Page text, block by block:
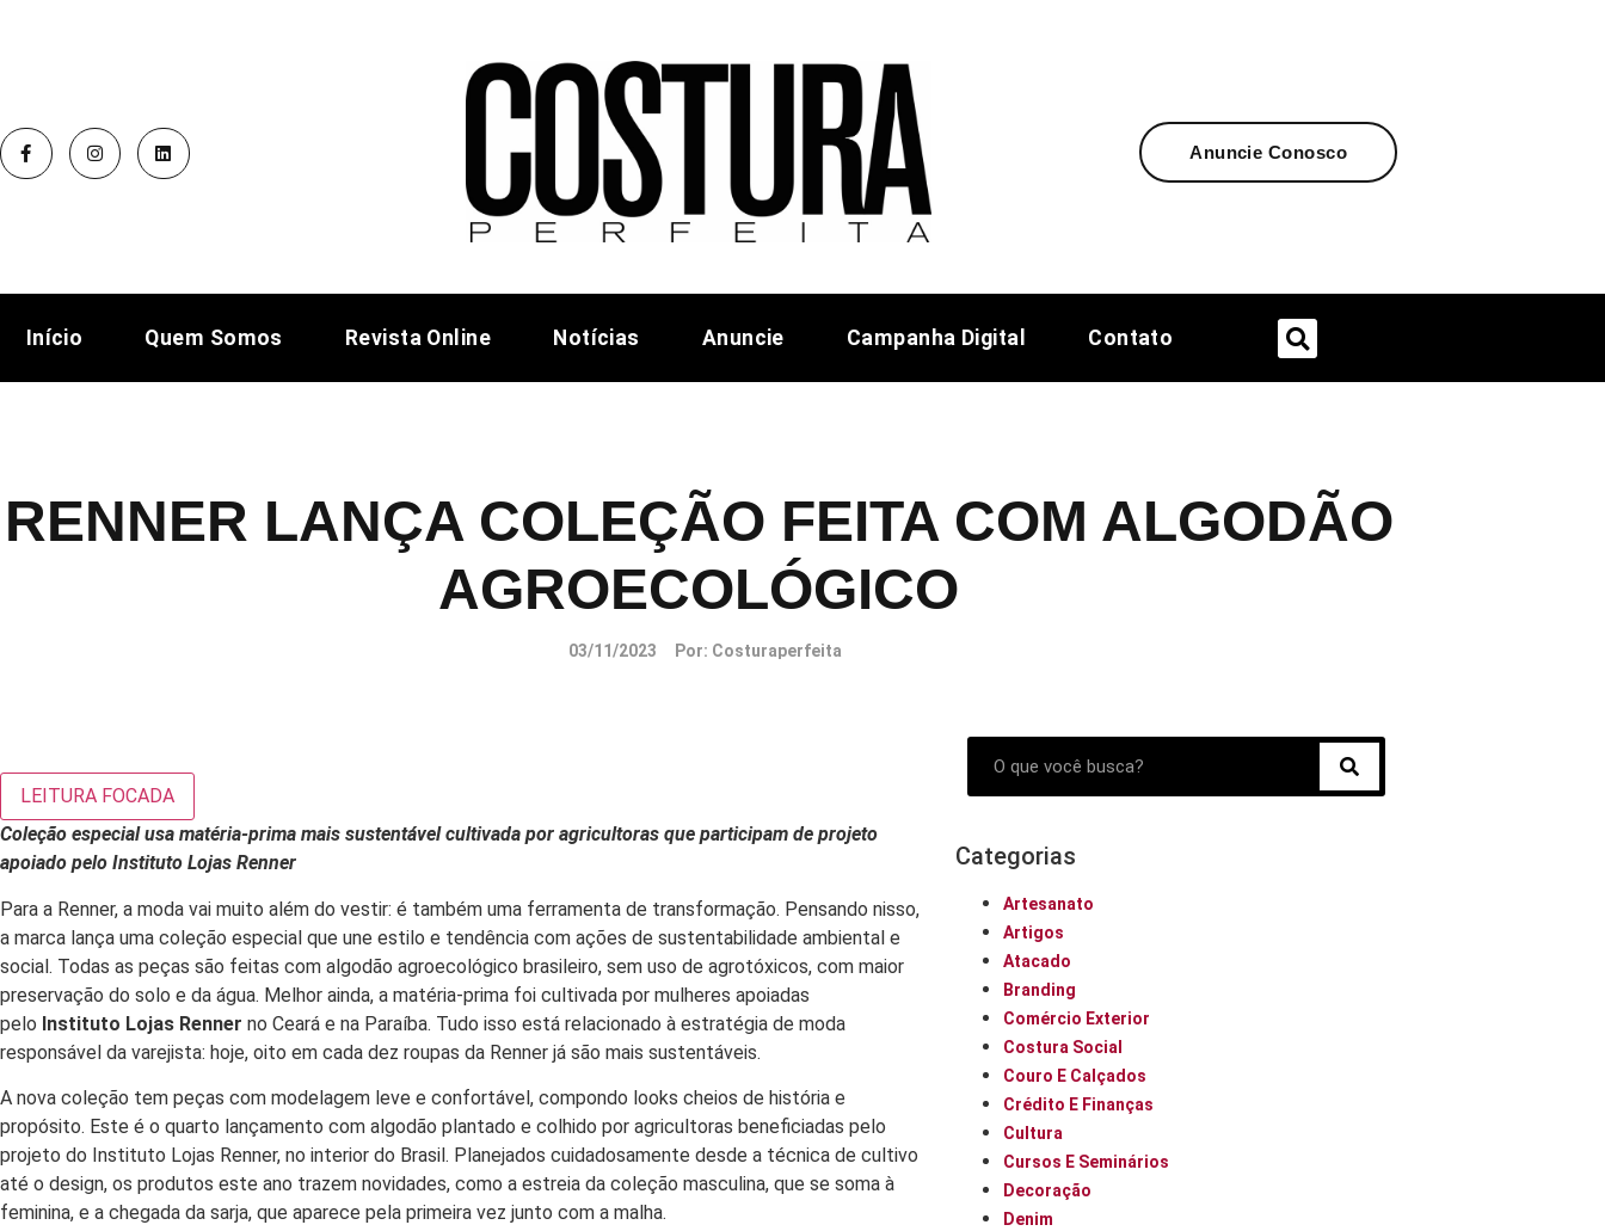
Anuncie Conosco
Início Quem Somos Revista Online Notícias Anuncie Campanha Digital Contato
RENNER LANÇA COLEÇÃO FEITA COM ALGODÃO
AGROECOLÓGICO
03/11/2023 Por: Costuraperfeita
LEITURA FOCADA
Coleção especial usa matéria-prima mais sustentável cultivada por agricultoras que participam de projeto
apoiado pelo Instituto Lojas Renner
Para a Renner, a moda vai muito além do vestir: é também uma ferramenta de transformação. Pensando nisso,
a marca lança uma coleção especial que une estilo e tendência com ações de sustentabilidade ambiental e
social. Todas as peças são feitas com algodão agroecológico brasileiro, sem uso de agrotóxicos, com maior
preservação do solo e da água. Melhor ainda, a matéria-prima foi cultivada por mulheres apoiadas
pelo Instituto Lojas Renner no Ceará e na Paraíba. Tudo isso está relacionado à estratégia de moda
responsável da varejista: hoje, oito em cada dez roupas da Renner já são mais sustentáveis.
A nova coleção tem peças com modelagem leve e confortável, compondo looks cheios de história e
propósito. Este é o quarto lançamento com algodão plantado e colhido por agricultoras beneficiadas pelo
projeto do Instituto Lojas Renner, no interior do Brasil. Planejados cuidadosamente desde a técnica de cultivo
até o design, os produtos este ano trazem novidades, como a estreia da coleção masculina, que se soma à
feminina, e a chegada da sarja, que aparece pela primeira vez junto com a malha.
Categorias
Artesanato
Artigos
Atacado
Branding
Comércio Exterior
Costura Social
Couro E Calçados
Crédito E Finanças
Cultura
Cursos E Seminários
Decoração
Denim